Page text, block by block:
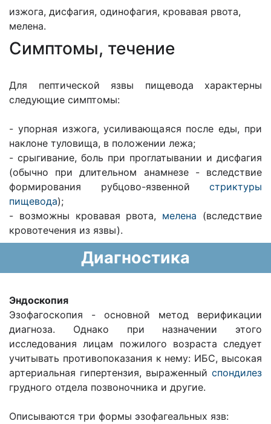
изжога, дисфагия, одинофагия, кровавая рвота,
мелена.
Cимптомы, течение
Для пептической язвы пищевода характерны
следующие симптомы:
- упорная изжога, усиливающаяся после еды, при
наклоне туловища, в положении лежа;
- срыгивание, боль при проглатывании и дисфагия
(обычно при длительном анамнезе - вследствие
формирования рубцово-язвенной стриктуры
пищевода);
- возможны кровавая рвота, мелена (вследствие
кровотечения из язвы).
Диагностика
Эндоскопия
Эзофагоскопия - основной метод верификации
диагноза. Однако при назначении этого
исследования лицам пожилого возраста следует
учитывать противопоказания к нему: ИБС, высокая
артериальная гипертензия, выраженный спондилез
грудного отдела позвоночника и другие.
Описываются три формы эзофагеальных язв: